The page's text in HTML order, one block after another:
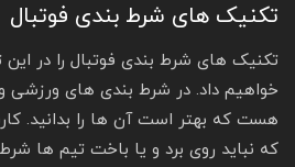
تکنیک های شرط بندی فوتبال
تکنیک های شرط بندی فوتبال را در
خواهیم داد. در شرط بندی های ورزشی و
هست که بهتر است آن ها را بدانید.
که نباید روی برد و یا باخت تیم ها